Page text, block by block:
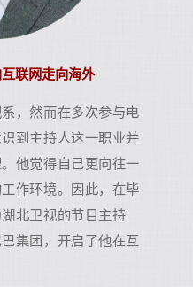
联网走向海外
，然而在多次参与电
到主持人这一职业并
他觉得自己更向往一
作环境。因此，在毕
北卫视的节目主持
集团，开启了他在互